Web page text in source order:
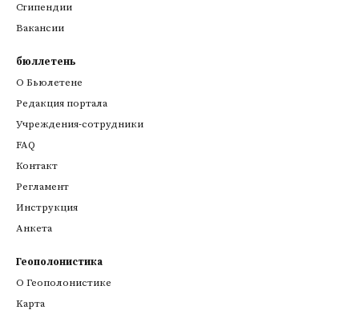
Стипендии
Вакансии
бюллетень
О Бьюлетене
Редакция портала
Учреждения-сотрудники
FAQ
Контакт
Регламент
Инструкция
Анкета
Геополонистика
О Геополонистике
Kарта